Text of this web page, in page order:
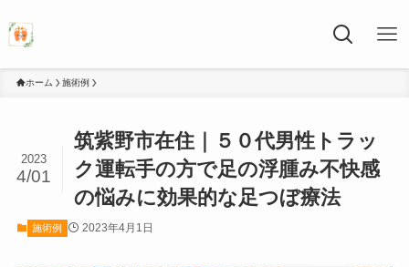
ホーム 施術例
筑紫野市在住｜５０代男性トラッ
ク運転手の方で足の浮腫み不快感
の悩みに効果的な足つぼ療法
2023
4/01
施術例 2023年4月1日